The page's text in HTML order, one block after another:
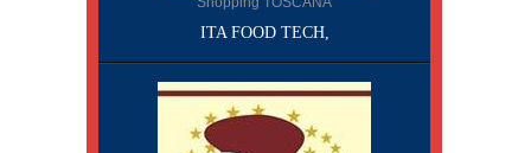
ITA FOOD TECH,